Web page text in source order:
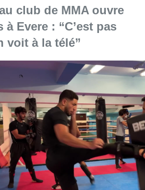
club de MMA ouvre
à Evere : “C’est pas
voit à la télé”